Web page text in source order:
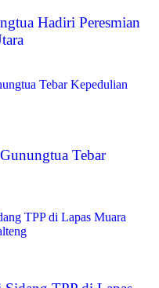
Hadiri Peresmian
Tebar